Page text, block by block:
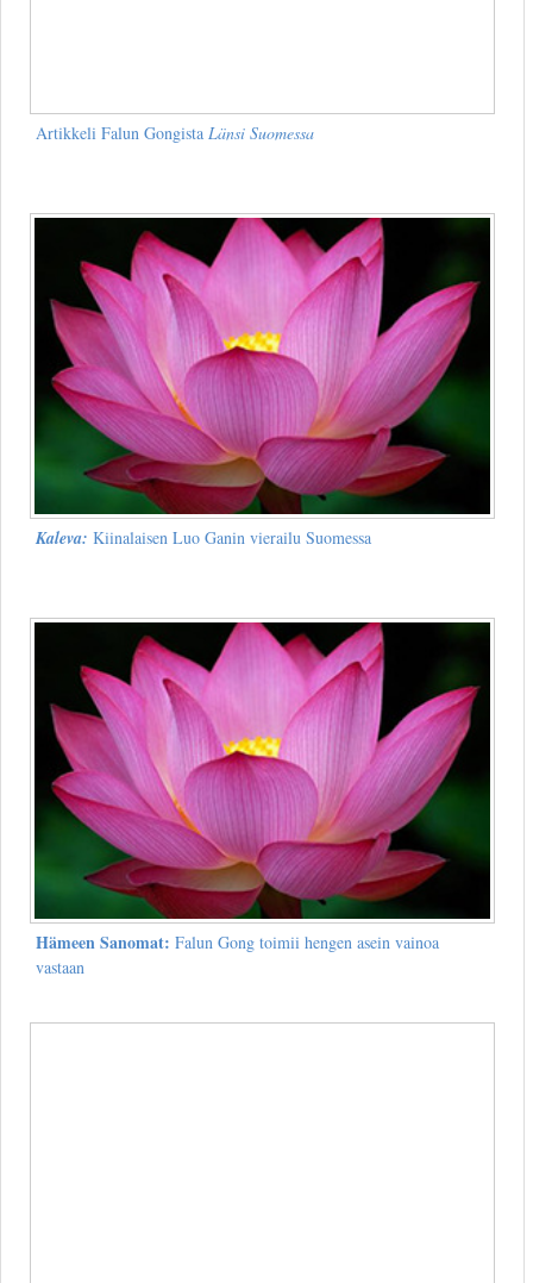
Artikkeli Falun Gongista Länsi Suomessa
Kaleva: Kiinalaisen Luo Ganin vierailu Suomessa
Hämeen Sanomat: Falun Gong toimii hengen asein vainoa
vastaan